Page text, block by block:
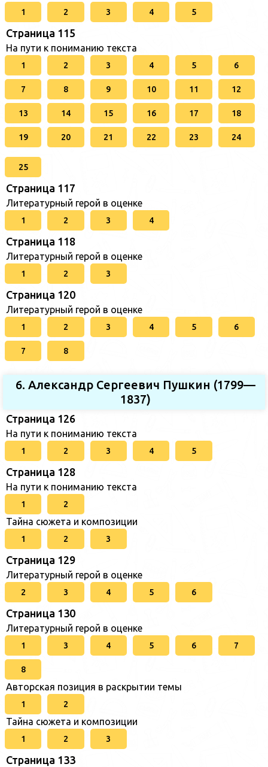
1 2 3 4 5
Страница 115
На пути к пониманию текста
1 2 3 4 5 6
7 8 9 10 11 12
13 14 15 16 17 18
19 20 21 22 23 24
25
Страница 117
Литературный герой в оценке
1 2 3 4
Страница 118
Литературный герой в оценке
1 2 3
Страница 120
Литературный герой в оценке
1 2 3 4 5 6
7 8
6. Александр Сергеевич Пушкин (1799—
1837)
Страница 126
На пути к пониманию текста
1 2 3 4 5
Страница 128
На пути к пониманию текста
1 2
Тайна сюжета и композиции
1 2 3
Страница 129
Литературный герой в оценке
2 3 4 5 6
Страница 130
Литературный герой в оценке
1 3 4 5 6 7
8
Авторская позиция в раскрытии темы
1 2
Тайна сюжета и композиции
1 2 3
Страница 133